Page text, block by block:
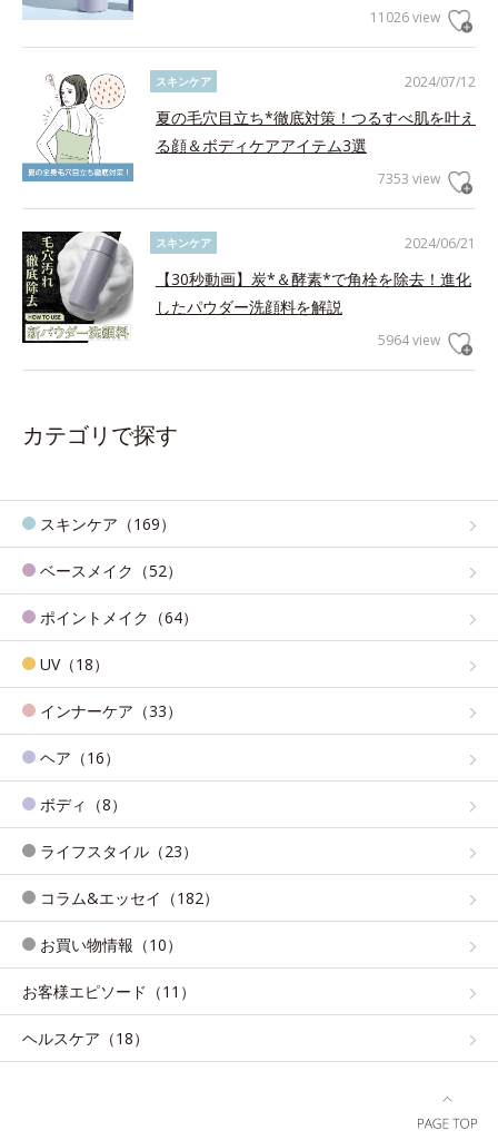
11026 view
2024/07/12
スキンケア
夏の毛穴目立ち*徹底対策！つるすべ肌を叶え
る顔＆ボディケアアイテム3選
7353 view
2024/06/21
スキンケア
【30秒動画】炭*＆酵素*で角栓を除去！進化
したパウダー洗顔料を解説
5964 view
カテゴリで探す
スキンケア（169）
ベースメイク（52）
ポイントメイク（64）
UV（18）
インナーケア（33）
ヘア（16）
ボディ（8）
ライフスタイル（23）
コラム&エッセイ（182）
お買い物情報（10）
お客様エピソード（11）
ヘルスケア（18）